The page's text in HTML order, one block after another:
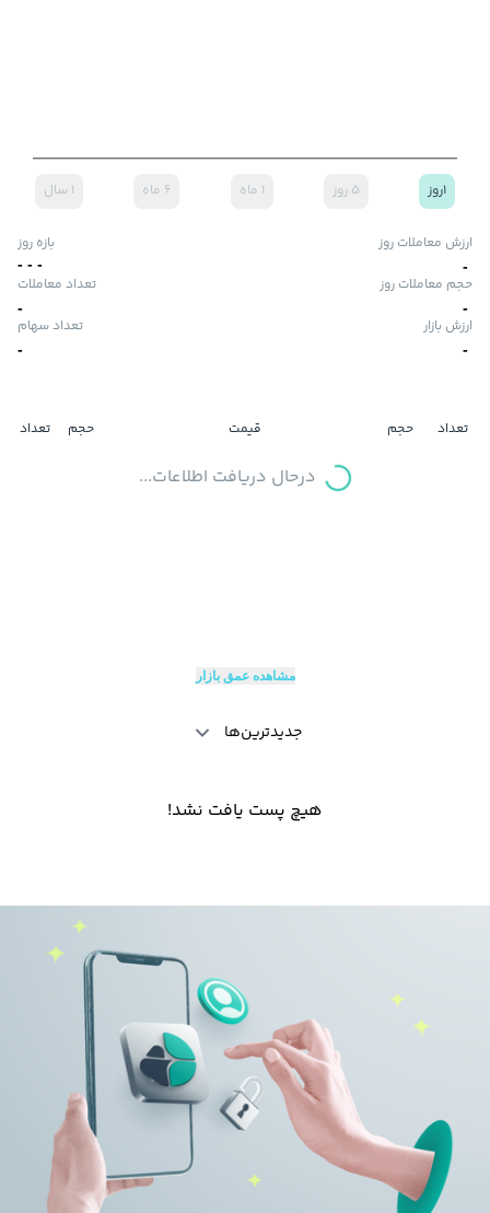
۱روز ۵ روز ۱ ماه ۶ ماه ۱ سال
ارزش معاملات روز
-
بازه روز
-
-
-
حجم معاملات روز
-
تعداد معاملات
-
ارزش بازار
-
تعداد سهام
-
تعداد حجم قیمت حجم تعداد
درحال دریافت اطلاعات...
مشاهده عمق بازار
جدیدترین‌ها
هیچ پست یافت نشد!